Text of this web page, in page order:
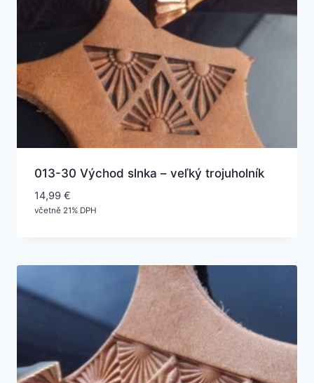
013-30 Východ slnka – veľký trojuholník
14,99 €
včetně 21% DPH